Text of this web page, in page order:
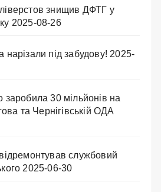
знищив ДФТГ у
2025-08-26
нарізали під забудову! 2025-
заробила 30 мільйонів на
та Чернігівській ОДА
службовий
2025-06-30